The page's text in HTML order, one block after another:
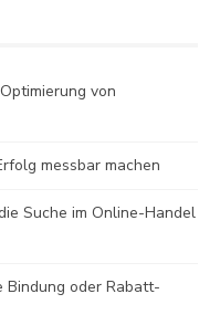
von
messbar machen
Suche im Online-Handel
Bindung oder Rabatt-